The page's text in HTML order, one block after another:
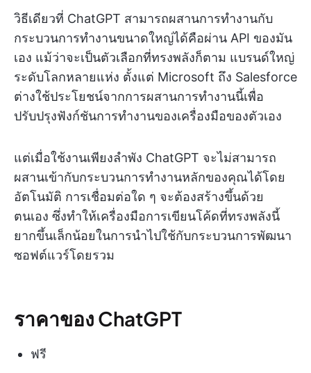
วิธีเดียวที่ ChatGPT สามารถผสานการทำงานกับ
กระบวนการทำงานขนาดใหญ่ได้คือผ่าน API ของมัน
เอง แม้ว่าจะเป็นตัวเลือกที่ทรงพลังก็ตาม แบรนด์ใหญ่
ระดับโลกหลายแห่ง ตั้งแต่ Microsoft ถึง Salesforce
ต่างใช้ประโยชน์จากการผสานการทำงานนี้เพื่อ
ปรับปรุงฟังก์ชันการทำงานของเครื่องมือของตัวเอง
แต่เมื่อใช้งานเพียงลำพัง ChatGPT จะไม่สามารถ
ผสานเข้ากับกระบวนการทำงานหลักของคุณได้โดย
อัตโนมัติ การเชื่อมต่อใด ๆ จะต้องสร้างขึ้นด้วย
ตนเอง ซึ่งทำให้เครื่องมือการเขียนโค้ดที่ทรงพลังนี้
ยากขึ้นเล็กน้อยในการนำไปใช้กับกระบวนการพัฒนา
ซอฟต์แวร์โดยรวม
ราคาของ ChatGPT
ฟรี